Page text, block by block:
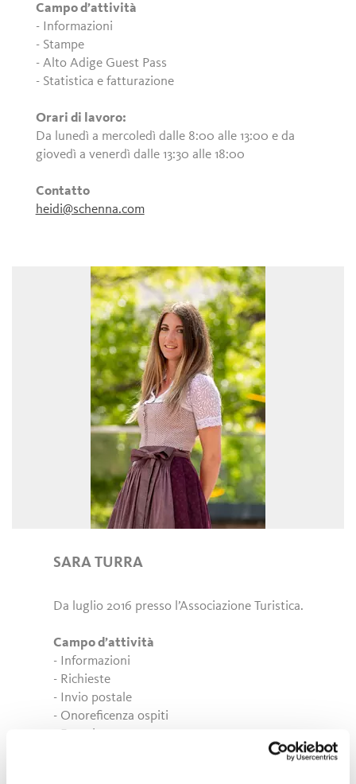
Campo d’attività
- Informazioni
- Stampe
- Alto Adige Guest Pass
- Statistica e fatturazione
Orari di lavoro:
Da lunedì a mercoledì dalle 8:00 alle 13:00 e da
giovedì a venerdì dalle 13:30 alle 18:00
Contatto
heidi@schenna.com
SARA TURRA
Da luglio 2016 presso l’Associazione Turistica.
Campo d’attività
- Informazioni
- Richieste
- Invio postale
- Onoreficenza ospiti
- Eventi